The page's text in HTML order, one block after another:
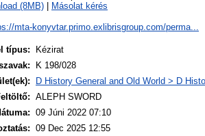
(8MB)
Másolat kérés
mta-konyvtar.primo.exlibrisgroup.com/perma...
típus:
Kézirat
K 198/028
D History General and Old World > D
ALEPH SWORD
09 Júni 2022 07:10
09 Dec 2025 12:55